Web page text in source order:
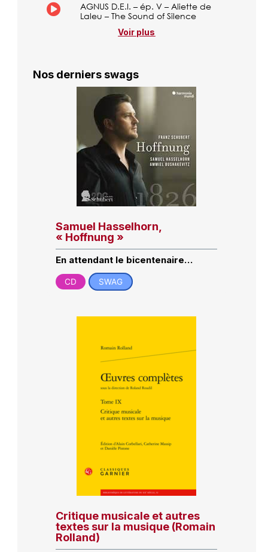
AGNUS D.E.I. – ép. V – Aliette de
Laleu – The Sound of Silence
Voir plus
Nos derniers swags
Samuel Hasselhorn,
« Hoffnung »
En attendant le bicentenaire…
CD SWAG
Critique musicale et autres
textes sur la musique (Romain
Rolland)